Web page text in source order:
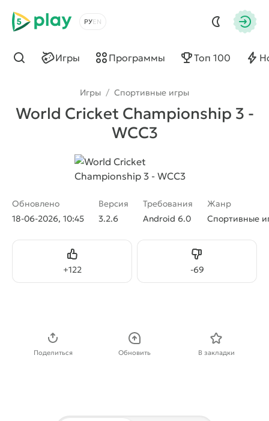
5play
Выбрать язык
Игры Программы Топ 100
Найти
Игры / Спортивные игры
World Cricket Championship 3 -
WCC3
Обновлено
18-06-2026, 10:45
Версия
3.2.6
Требования
Android 6.0
Жанр
Спортивные
+122
Нравится -69
Не нравится
Поделиться Обновить В закладки